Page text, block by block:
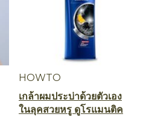
HOWTO
เกล้าผมประบ่าด้วยตัวเอง
ในลุคสวยหรู ดูโรแมนติค